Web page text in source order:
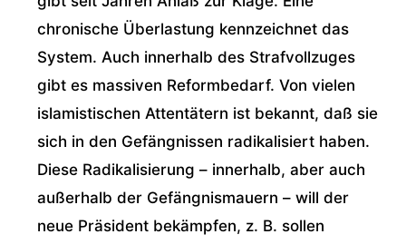
chronische Überlastung kennzeichnet das
System. Auch innerhalb des Strafvollzuges
gibt es massiven Reformbedarf. Von vielen
islamistischen Attentätern ist bekannt, daß sie
sich in den Gefängnissen radikalisiert haben.
Diese Radikalisierung – innerhalb, aber auch
außerhalb der Gefängnismauern – will der
neue Präsident bekämpfen, z. B. sollen